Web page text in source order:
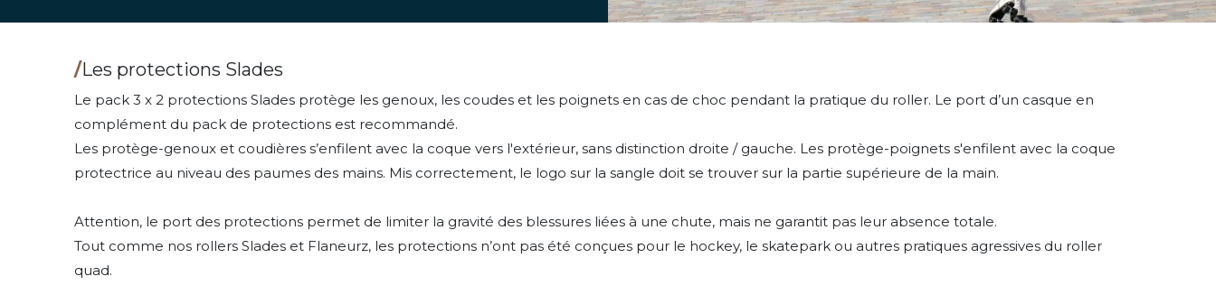
/Les protections Slades
Le pack 3 x 2 protections Slades protège les genoux, les coudes et les poignets en cas de choc pendant la pratique du roller. Le port d’un casque en
complément du pack de protections est recommandé.
Les protège-genoux et coudières s’enfilent avec la coque vers l'extérieur, sans distinction droite / gauche. Les protège-poignets s'enfilent avec la coque
protectrice au niveau des paumes des mains. Mis correctement, le logo sur la sangle doit se trouver sur la partie supérieure de la main.
Attention, le port des protections permet de limiter la gravité des blessures liées à une chute, mais ne garantit pas leur absence totale.
Tout comme nos rollers Slades et Flaneurz, les protections n’ont pas été conçues pour le hockey, le skatepark ou autres pratiques agressives du roller
quad.